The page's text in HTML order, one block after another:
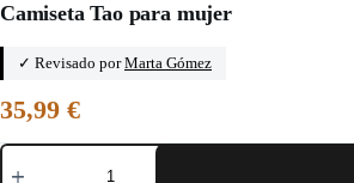
Camiseta Tao para mujer
✓ Revisado porMarta Gómez
35,99 €
Camiseta
Tao